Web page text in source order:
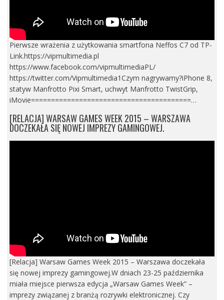
Pierwsze wrażenia z użytkowania smartfona Neffos C7 od TP-
Link.https://vipmultimedia.pl
https://www.facebook.com/vipmultimediaPL/
https://twitter.com/Vipmultimedia1Czym nagrywamy?iPhone 8,
statyw Manfrotto Pixi Smart, uchwyt Manfrotto TwistGrip,
iMovie========================================…
[RELACJA] WARSAW GAMES WEEK 2015 – WARSZAWA
DOCZEKAŁA SIĘ NOWEJ IMPREZY GAMINGOWEJ.
[Relacja] Warsaw Games Week 2015 – Warszawa doczekała
się nowej imprezy gamingowej.W dniach 23-25 października
miała miejsce pierwsza edycja „Warsaw Games Week” –
imprezy związanej z branżą rozrywki elektronicznej. Czy